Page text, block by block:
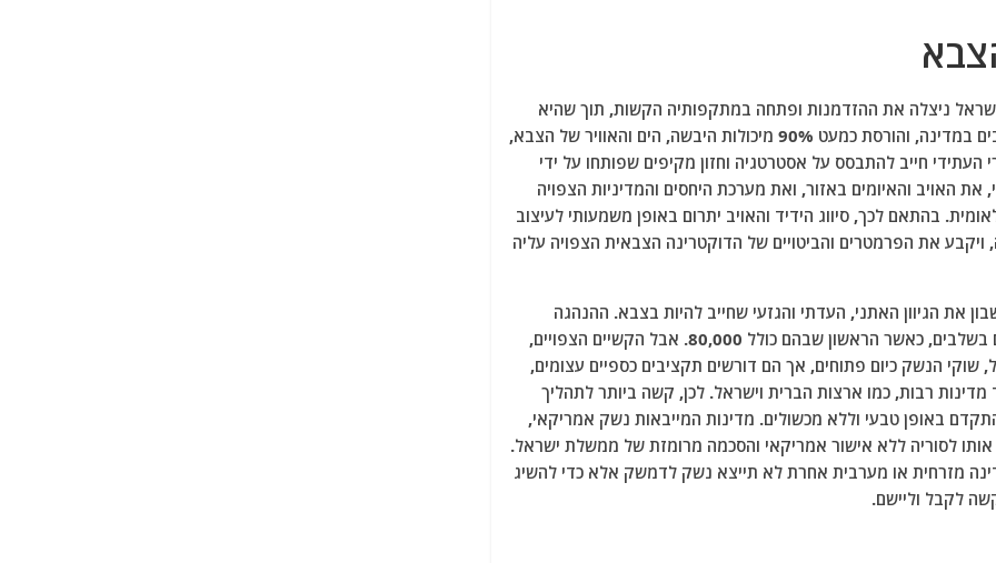
ניצלה את ההזדמנות ופתחה במתקפותיה הקשות, תוך שהיא
מוציאה לפועל מאות תקיפות אוויריות על שטחים נרחבים במדינה, והורסת כמעט 90% מיכולות היבשה, הים והאוויר של הצבא,
חייב להתבסס על אסטרטגיה וחזון מקיפים שפותחו על ידי
האויב והאיומים באזור, ואת מערכת היחסים והמדיניות הצפויה
בהתאם לכך, סיווג הידיד והאויב יתרום באופן משמעותי לעיצוב
ויקבע את הפרמטרים והביטויים של הדוקטרינה הצבאית הצפויה עליה
את הגיוון האתני, העדתי והגזעי שחייב להיות בצבא. ההנהגה
בדמשק מתכננת להכין 300,000 עד 400,000 לוחמים בשלבים, כאשר הראשון שבהם כולל 80,000. אבל הקשיים הצפויים,
שוקי הנשק כיום פתוחים, אך הם דורשים תקציבים כספיים עצומים,
רבות, כמו ארצות הברית וישראל. לכן, קשה ביותר לתהליך
באופן טבעי וללא מכשולים. מדינות המייבאות נשק אמריקאי,
אותו לסוריה ללא אישור אמריקאי והסכמה מרומזת של ממשלת ישראל.
מזרחית או מערבית אחרת לא תייצא נשק לדמשק אלא כדי להשיג
לקבל וליישם.